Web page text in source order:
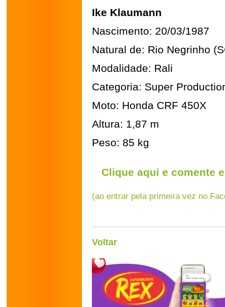
Ike Klaumann
Nascimento: 20/03/1987
Natural de: Rio Negrinho
Modalidade: Rali
Categoria: Super
Moto: Honda CRF 450X
Altura: 1,87 m
Peso: 85 kg
Clique aqui e comente
(ao entrar pela primeira vez no
Voltar